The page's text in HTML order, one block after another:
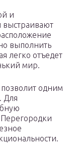
и
выстраивают
выполнить
легко отъедет
мир.
одним
Для